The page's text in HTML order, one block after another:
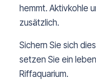
hemmt. Aktivkohle
zusätzlich.
Sichern Sie sich
setzen Sie ein
Riffaquarium.